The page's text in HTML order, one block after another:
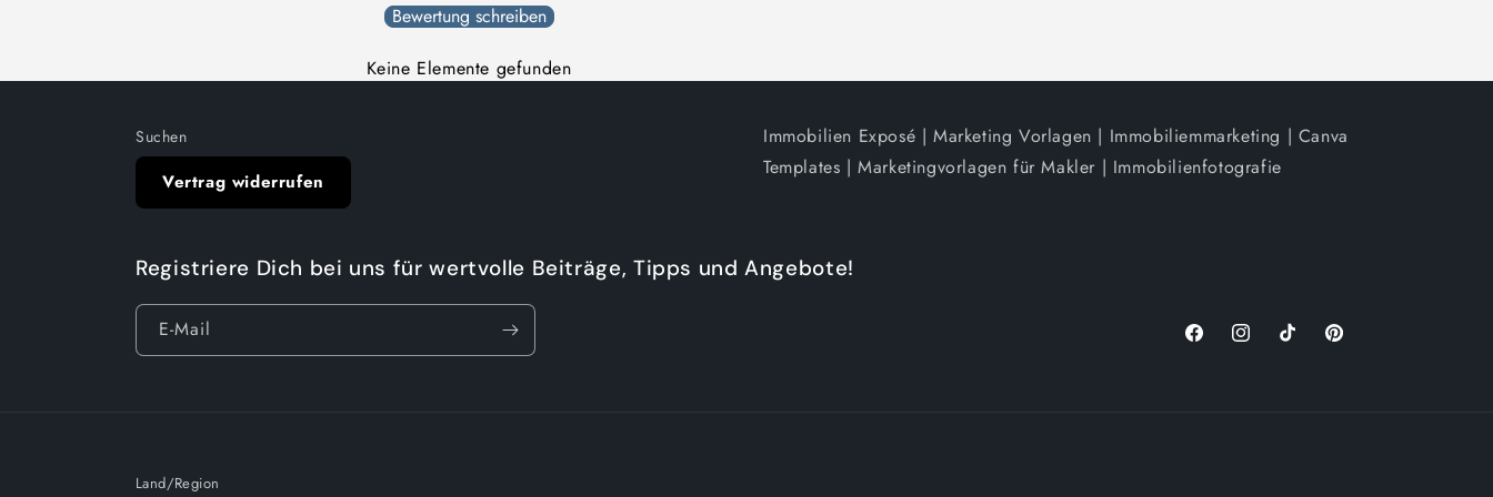
Bewertung schreiben
Keine Elemente gefunden
Suchen
Vertrag widerrufen
Immobilien Exposé | Marketing Vorlagen | Immobiliemmarketing | Canva
Templates | Marketingvorlagen für Makler | Immobilienfotografie
Registriere Dich bei uns für wertvolle Beiträge, Tipps und Angebote!
E-Mail
FacebookInstagramTikTok Pinterest
Land/Region